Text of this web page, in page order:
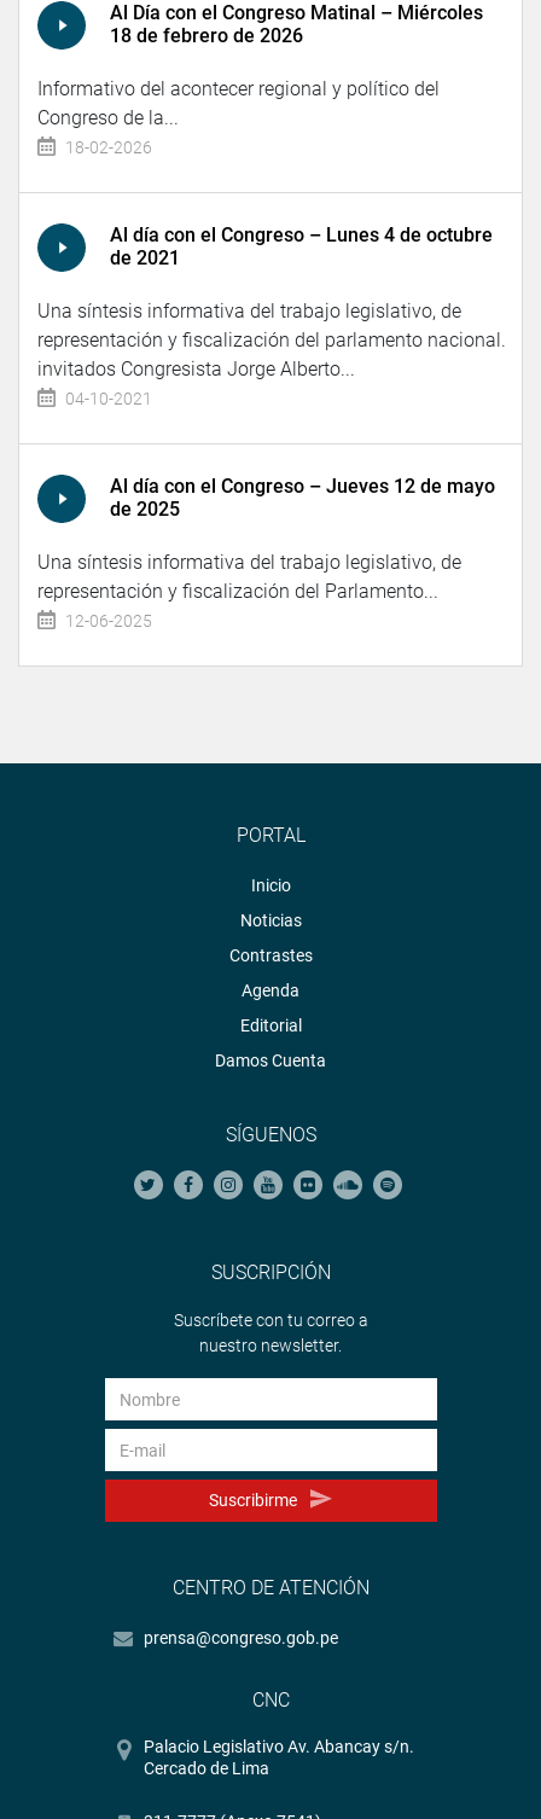
Al Día con el Congreso Matinal – Miércoles
18 de febrero de 2026
Informativo del acontecer regional y político del
Congreso de la...
18-02-2026
Al día con el Congreso – Lunes 4 de octubre
de 2021
Una síntesis informativa del trabajo legislativo, de
representación y fiscalización del parlamento nacional.
invitados Congresista Jorge Alberto...
04-10-2021
Al día con el Congreso – Jueves 12 de mayo
de 2025
Una síntesis informativa del trabajo legislativo, de
representación y fiscalización del Parlamento...
12-06-2025
PORTAL
Inicio
Noticias
Contrastes
Agenda
Editorial
Damos Cuenta
SÍGUENOS
SUSCRIPCIÓN
Suscríbete con tu correo a
nuestro newsletter.
Suscribirme
CENTRO DE ATENCIÓN
prensa@congreso.gob.pe
CNC
Palacio Legislativo Av. Abancay s/n.
Cercado de Lima